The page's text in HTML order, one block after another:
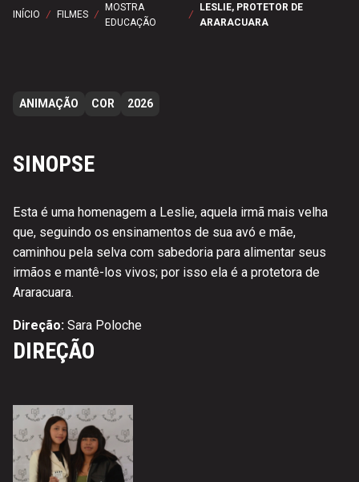
INÍCIO / FILMES /
MOSTRA
EDUCAÇÃO
/
LESLIE, PROTETOR DE
ARARACUARA
ANIMAÇÃO COR 2026
SINOPSE
Esta é uma homenagem a Leslie, aquela irmã mais velha
que, seguindo os ensinamentos de sua avó e mãe,
caminhou pela selva com sabedoria para alimentar seus
irmãos e mantê-los vivos; por isso ela é a protetora de
Araracuara.
Direção: Sara Poloche
DIREÇÃO